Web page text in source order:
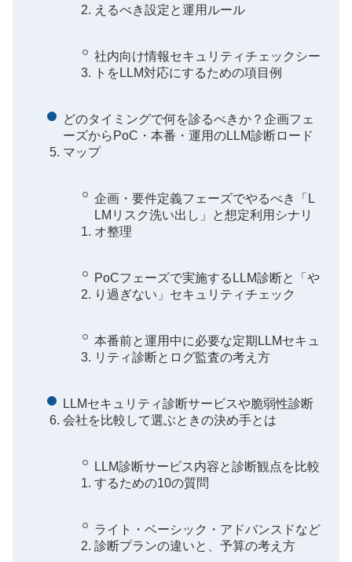
えるべき設定と運用ルール
社内向け情報セキュリティチェックシー
トをLLM対応にするための項目例
どのタイミングで何を診るべきか？企画フェ
ーズからPoC・本番・運用のLLM診断ロード
マップ
企画・要件定義フェーズでやるべき「L
LMリスク洗い出し」と想定利用シナリ
オ整理
PoCフェーズで実施するLLM診断と「や
り過ぎない」セキュリティチェック
本番前と運用中に必要な定期LLMセキュ
リティ診断とログ監査の考え方
LLMセキュリティ診断サービスや脆弱性診断
会社を比較して選ぶときの決め手とは
LLM診断サービス内容と診断観点を比較
するための10の質問
ライト・ベーシック・アドバンスドなど
診断プランの違いと、予算の考え方